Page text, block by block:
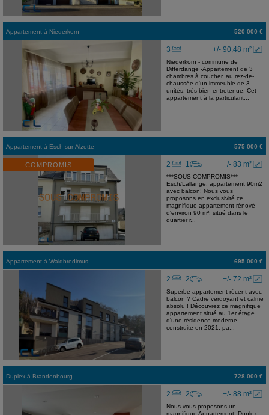
Appartement à Niederkorn 520 000 €
+/- 90,48 m²
3
Niederkorn - commune de
Differdange -Appartement de 3
chambres à coucher, au rez-de-
chaussée d'un immeuble de 3
unités, très bien entretenue. Cet
appartement à la particularit...
Appartement à Esch-sur-Alzette 575 000 €
COMPROMIS +/- 83 m²
2 1
***SOUS COMPROMIS***
Esch/Lallange: appartement 90m2
avec balcon! Nous vous
proposons en exclusivité ce
magnifique appartement rénové
d'environ 90 m², situé dans le
quartier r...
Appartement à Waldbredimus 695 000 €
+/- 72 m²
2 2
Superbe appartement récent avec
balcon ? Cadre verdoyant et calme
absolu ! Découvrez ce magnifique
appartement situé au 1er étage
d'une résidence moderne
construite en 2021, pa...
Duplex à Brandenbourg 728 000 €
+/- 88 m²
2 2
Nous vous proposons un
magnifique Appartement -Duplex,